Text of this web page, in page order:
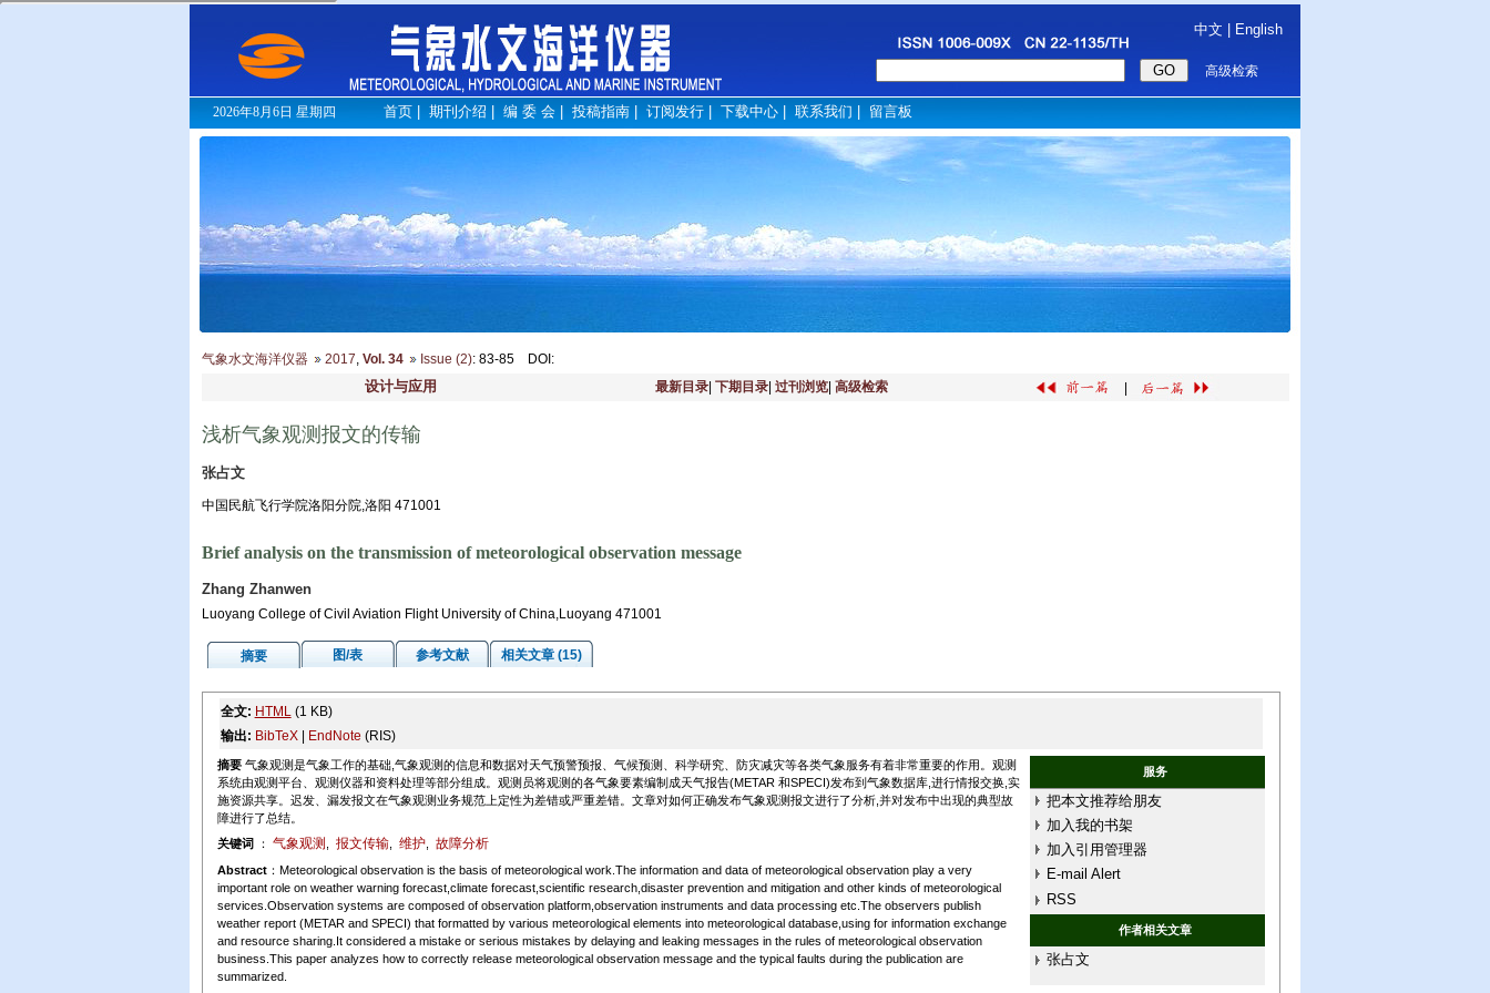
中文 English
高级检索
2026年8月6日 星期四 首页 期刊介绍 编 委 会 投稿指南 订阅发行 下载中心 联系我们 留言板
气象水文海洋仪器 2017, Vol. 34 Issue (2): 83-85 DOI :
设计与应用 最新目录 下期目录 过刊浏览 高级检索
浅析气象观测报文的传输
张占文
中国民航飞行学院洛阳分院,洛阳 471001
Brief analysis on the transmission of meteorological observation message
Zhang Zhanwen
Luoyang College of Civil Aviation Flight University of China,Luoyang 471001
摘要 图/表 参考文献 相关文章 (15)
全文: HTML(1 KB)
输出: BibTeX| EndNote (RIS)
摘要气象观测是气象工作的基础,气象观测的信息和数据对天气预警预报、气候预测、科学研究、防灾减灾等各类气象服务有着非常重要的作用。观测
系统由观测平台、观测仪器和资料处理等部分组成。观测员将观测的各气象要素编制成天气报告(METAR 和SPECI)发布到气象数据库,进行情报交换,实
施资源共享。迟发、漏发报文在气象观测业务规范上定性为差错或严重差错。文章对如何正确发布气象观测报文进行了分析,并对发布中出现的典型故
障进行了总结。
服务
把本文推荐给朋友
加入我的书架
加入引用管理器
E-mail Alert
RSS
作者相关文章
张占文
关键词 ： 气象观测 报文传输, 维护, 故障分析
Abstract：Meteorological observation is the basis of meteorological work.The information and data of meteorological observation play a very
important role on weather warning forecast,climate forecast,scientific research,disaster prevention and mitigation and other kinds of meteorological
services.Observation systems are composed of observation platform,observation instruments and data processing etc.The observers publish
weather report (METAR and SPECI) that formatted by various meteorological elements into meteorological database,using for information exchange
and resource sharing.It considered a mistake or serious mistakes by delaying and leaking messages in the rules of meteorological observation
business.This paper analyzes how to correctly release meteorological observation message and the typical faults during the publication are
summarized.